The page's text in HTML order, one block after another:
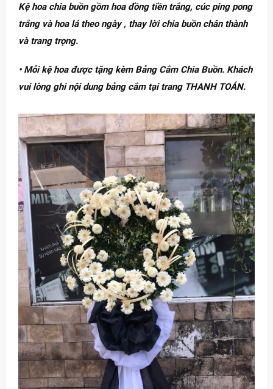
Kệ hoa chia buồn gồm hoa đồng tiền trắng, cúc ping pong
trắng và hoa lá theo ngày , thay lời chia buồn chân thành
và trang trọng.
• Mỗi kệ hoa được tặng kèm Bảng Cắm Chia Buồn. Khách
vui lòng ghi nội dung bảng cắm tại trang THANH TOÁN.